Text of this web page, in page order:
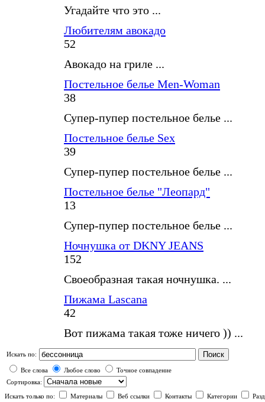
Угадайте что это ...
Любителям авокадо
52
Авокадо на гриле ...
Постельное белье Men-Woman
38
Супер-пупер постельное белье ...
Постельное белье Sex
39
Супер-пупер постельное белье ...
Постельное белье "Леопард"
13
Супер-пупер постельное белье ...
Ночнушка от DKNY JEANS
152
Своеобразная такая ночнушка. ...
Пижама Lascana
42
Вот пижама такая тоже ничего )) ...
Искать по: Поиск
Все слова Любое слово
Точное совпадение
Сортировка:
Искать только по:
Материалы Веб ссылки Контакты Категории